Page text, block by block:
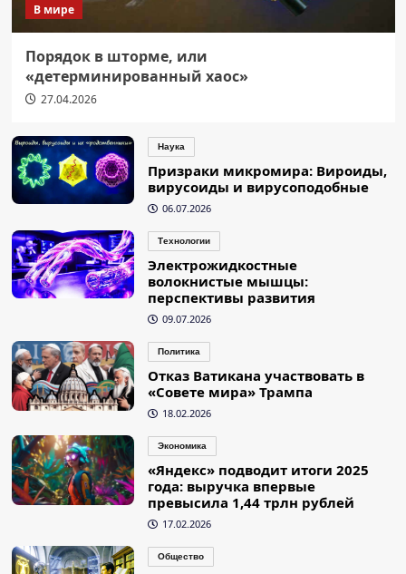
В мире
Порядок в шторме, или
«детерминированный хаос»
27.04.2026
Наука
Призраки микромира: Вироиды,
вирусоиды и вирусоподобные
06.07.2026
Технологии
Электрожидкостные
волокнистые мышцы:
перспективы развития
09.07.2026
Политика
Отказ Ватикана участвовать в
«Совете мира» Трампа
18.02.2026
Экономика
«Яндекс» подводит итоги 2025
года: выручка впервые
превысила 1,44 трлн рублей
17.02.2026
Общество